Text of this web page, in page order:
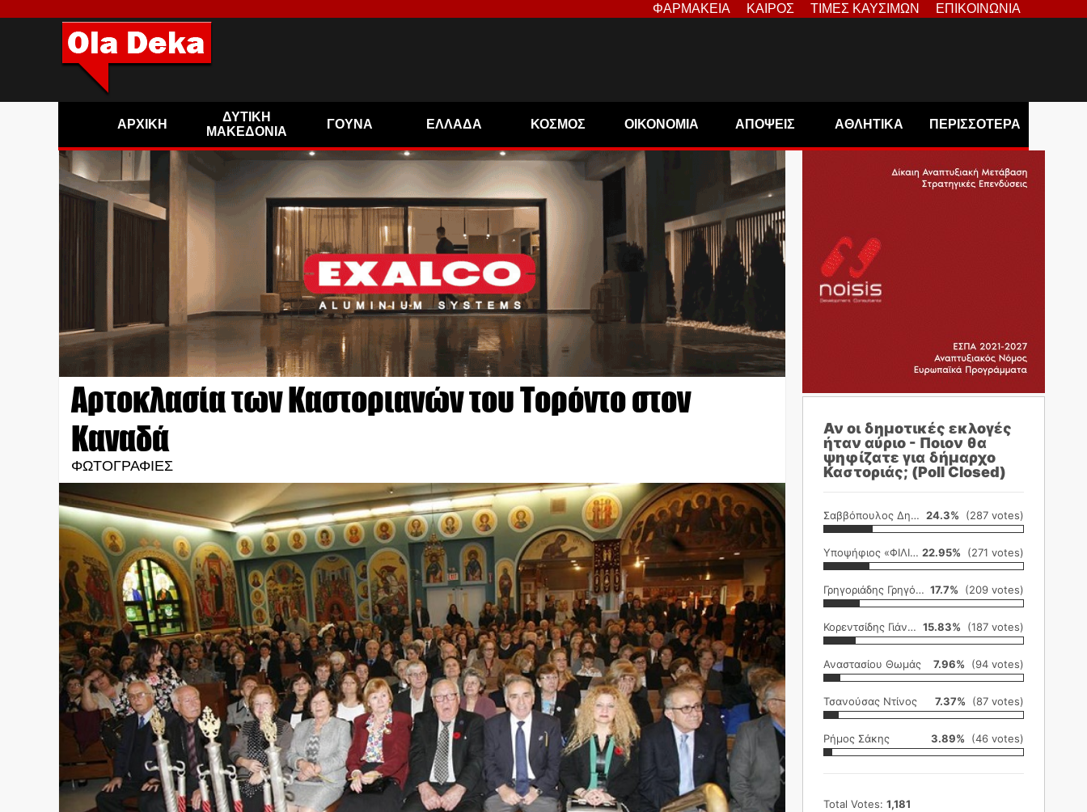
ΦΑΡΜΑΚΕΙΑ ΚΑΙΡΟΣ ΤΙΜΕΣ ΚΑΥΣΙΜΩΝ ΕΠΙΚΟΙΝΩΝΙΑ
ΑΡΧΙΚΗ
ΔΥΤΙΚΗ
ΜΑΚΕΔΟΝΙΑ
ΓΟΥΝΑ ΕΛΛΑΔΑ ΚΟΣΜΟΣ ΟΙΚΟΝΟΜΙΑ ΑΠΟΨΕΙΣ ΑΘΛΗΤΙΚΑ ΠΕΡΙΣΣΟΤΕΡΑ
Αρτοκλασία των Καστοριανών του Τορόντο στον
Καναδά
ΦΩΤΟΓΡΑΦΙΕΣ
Αν οι δημοτικές εκλογές
ήταν αύριο - Ποιον θα
ψηφίζατε για δήμαρχο
Καστοριάς; (Poll Closed)
Σαββόπουλος Δημήτρης 24.3% (287 votes)
Υποψήφιος «ΦΙΛΙΚΗ ΕΤΑΙΡΕΙΑ» 22.95% (271 votes)
Γρηγοριάδης Γρηγόρης 17.7% (209 votes)
Κορεντσίδης Γιάννης 15.83% (187 votes)
Αναστασίου Θωμάς 7.96% (94 votes)
Τσανούσας Ντίνος 7.37% (87 votes)
Ρήμος Σάκης 3.89% (46 votes)
Total Votes: 1,181